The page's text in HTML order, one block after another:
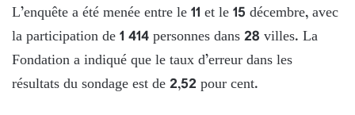
L’enquête a été menée entre le 11 et le 15 décembre, avec
la participation de 1 414 personnes dans 28 villes. La
Fondation a indiqué que le taux d’erreur dans les
résultats du sondage est de 2,52 pour cent.